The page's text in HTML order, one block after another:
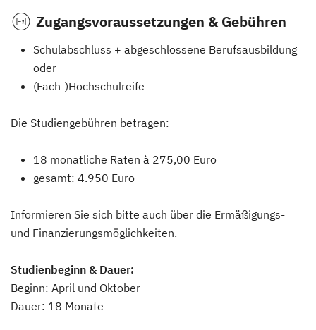
Zugangsvoraussetzungen & Gebühren
Schulabschluss + abgeschlossene Berufsausbildung
oder
(Fach-)Hochschulreife
Die Studiengebühren betragen:
18 monatliche Raten à 275,00 Euro
gesamt: 4.950 Euro
Informieren Sie sich bitte auch über die Ermäßigungs-
und Finanzierungsmöglichkeiten.
Studienbeginn & Dauer:
Beginn: April und Oktober
Dauer: 18 Monate